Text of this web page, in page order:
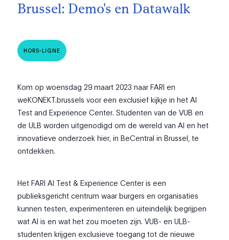
Brussel: Demo's en Datawalk
HORS-LIGNE
Kom op woensdag 29 maart 2023 naar FARI en
weKONEKT.brussels voor een exclusief kijkje in het AI
Test and Experience Center. Studenten van de VUB en
de ULB worden uitgenodigd om de wereld van AI en het
innovatieve onderzoek hier, in BeCentral in Brussel, te
ontdekken.
Het FARI AI Test & Experience Center is een
publieksgericht centrum waar burgers en organisaties
kunnen testen, experimenteren en uiteindelijk begrijpen
wat AI is en wat het zou moeten zijn. VUB- en ULB-
studenten krijgen exclusieve toegang tot de nieuwe